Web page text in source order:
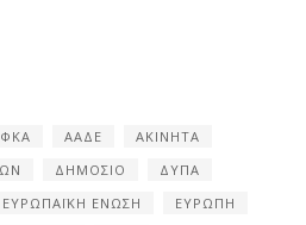
ΑΑΔΕ
ΑΚΙΝΗΤΑ
ΔΗΜΟΣΙΟ
ΔΥΠΑ
ΕΥΡΩΠΑΪΚΗ ΕΝΩΣΗ
ΕΥΡΩΠΗ